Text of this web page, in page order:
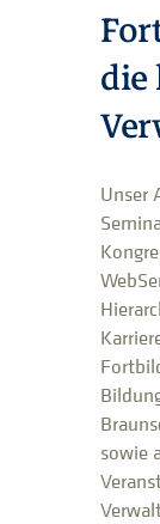
die
Unser
sowie